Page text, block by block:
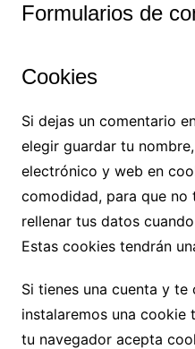
Formularios de
Cookies
Si dejas un comentario
elegir guardar tu
electrónico y web en
comodidad, para que no
rellenar tus datos
Estas cookies tendrán
Si tienes una cuenta y
instalaremos una cookie
tu navegador acepta